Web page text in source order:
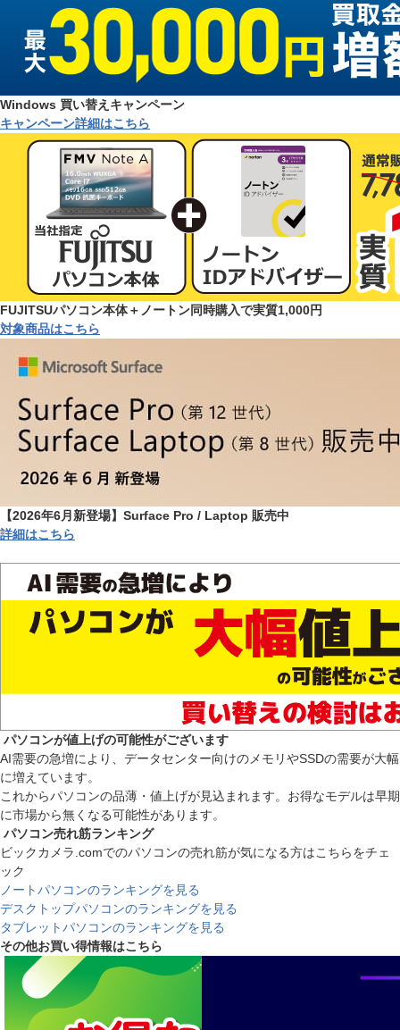
Windows 買い替えキャンペーン
キャンペーン詳細はこちら
FUJITSUパソコン本体＋ノートン同時購入で実質1,000円
対象商品はこちら
【2026年6月新登場】Surface Pro / Laptop 販売中
詳細はこちら
パソコンが値上げの可能性がございます
AI需要の急増により、データセンター向けのメモリやSSDの需要が大幅
に増えています。
これからパソコンの品薄・値上げが見込まれます。お得なモデルは早期
に市場から無くなる可能性があります。
パソコン売れ筋ランキング
ビックカメラ.comでのパソコンの売れ筋が気になる方はこちらをチェ
ック
ノートパソコンのランキングを見る
デスクトップパソコンのランキングを見る
タブレットパソコンのランキングを見る
その他お買い得情報はこちら